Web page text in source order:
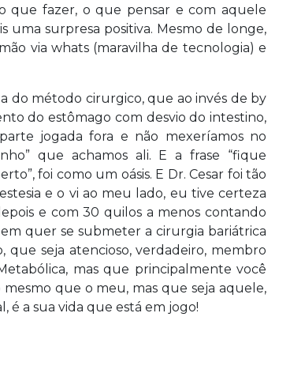
que fazer, o que pensar e com aquele
uma surpresa positiva. Mesmo de longe,
via whats (maravilha de tecnologia) e
do método cirurgico, que ao invés de by
do estômago com desvio do intestino,
jogada fora e não mexeríamos no
que achamos ali. E a frase “fique
foi como um oásis. E Dr. Cesar foi tão
e o vi ao meu lado, eu tive certeza
e com 30 quilos a menos contando
quer se submeter a cirurgia bariátrica
seja atencioso, verdadeiro, membro
mas que principalmente você
que o meu, mas que seja aquele,
é a sua vida que está em jogo!